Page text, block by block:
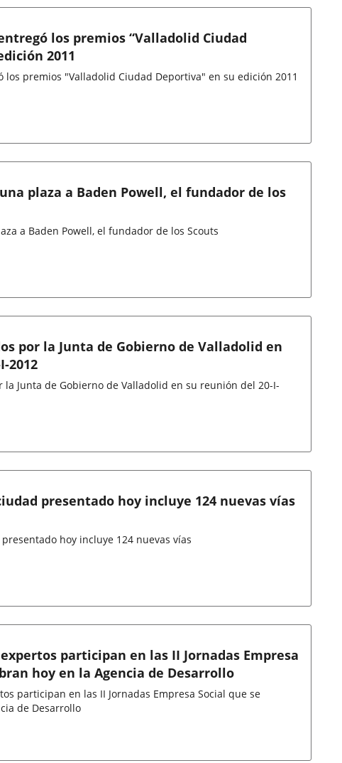
los premios “Valladolid Ciudad
2011
los premios "Valladolid Ciudad Deportiva" en su edición 2011
plaza a Baden Powell, el fundador de los
a Baden Powell, el fundador de los Scouts
por la Junta de Gobierno de Valladolid en
2012
la Junta de Gobierno de Valladolid en su reunión del 20-I-
presentado hoy incluye 124 nuevas vías
hoy incluye 124 nuevas vías
participan en las II Jornadas Empresa
hoy en la Agencia de Desarrollo
participan en las II Jornadas Empresa Social que se
de Desarrollo